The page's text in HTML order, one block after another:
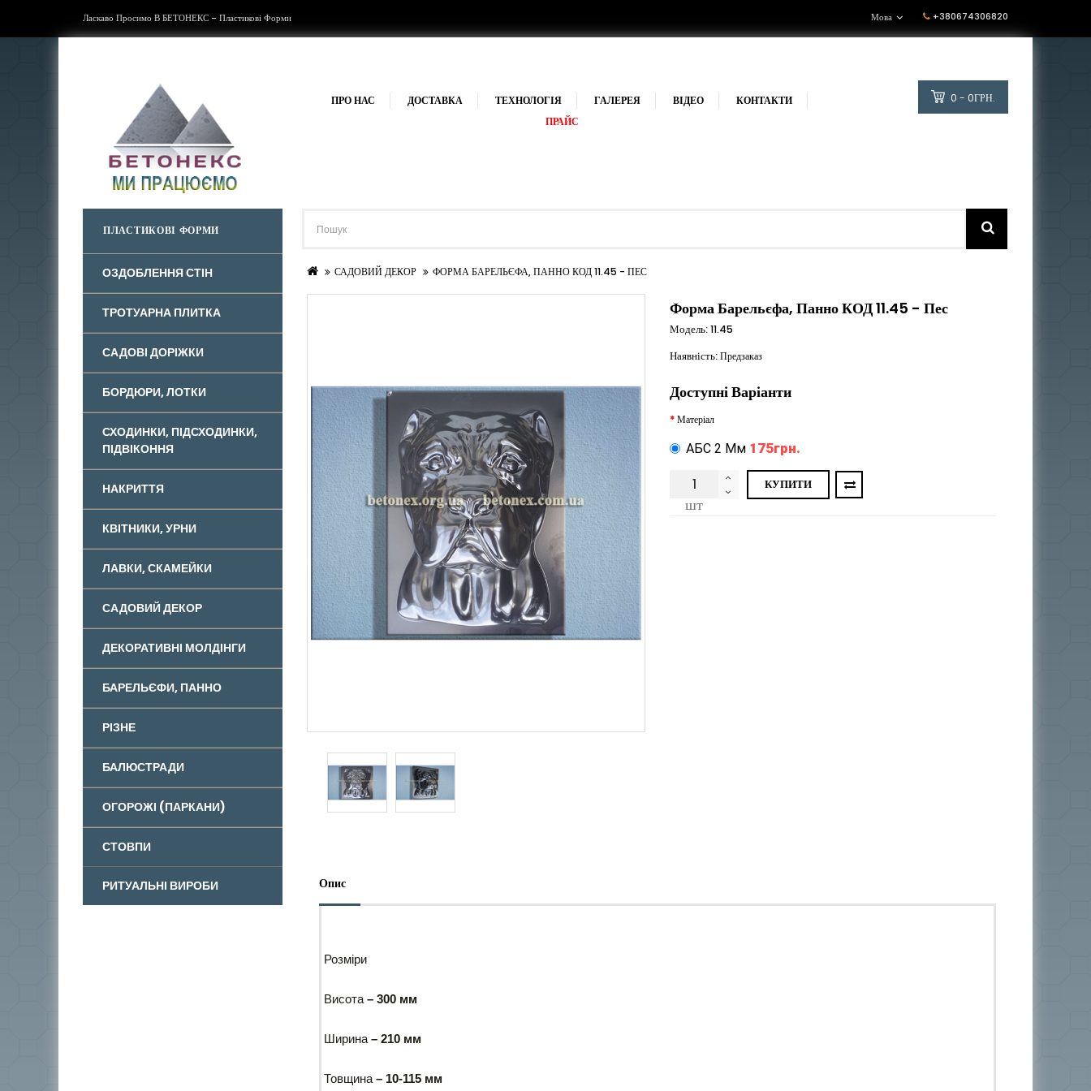
Ласкаво Просимо В БЕТОНЕКС - Пластикові Форми +380674306820
Мова
ПРО НАС ДОСТАВКА ТЕХНОЛОГІЯ ГАЛЕРЕЯ ВІДЕО
КОНТАКТИ
ПРАЙС
0 - 0ГРН.
ПЛАСТИКОВІ ФОРМИ
ОЗДОБЛЕННЯ СТІН
ТРОТУАРНА ПЛИТКА
САДОВІ ДОРІЖКИ
БОРДЮРИ, ЛОТКИ
СХОДИНКИ, ПІДСХОДИНКИ,
ПІДВІКОННЯ
НАКРИТТЯ
КВІТНИКИ, УРНИ
ЛАВКИ, СКАМЕЙКИ
САДОВИЙ ДЕКОР
ДЕКОРАТИВНІ МОЛДІНГИ
БАРЕЛЬЄФИ, ПАННО
РІЗНЕ
БАЛЮСТРАДИ
ОГОРОЖІ (ПАРКАНИ)
СТОВПИ
РИТУАЛЬНІ ВИРОБИ
САДОВИЙ ДЕКОР ФОРМА БАРЕЛЬЄФА, ПАННО КОД 11.45 - ПЕС
Форма Барельєфа, Панно КОД 11.45 - Пес
Модель:11.45
Наявність:Предзаказ
Доступні Варіанти
Матеріал
АБС 2 Мм 175грн.
шт
КУПИТИ
Опис
Розміри
Висота– 300 мм
Ширина– 210 мм
Товщина– 10-115 мм